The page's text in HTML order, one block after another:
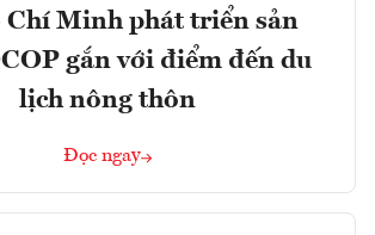
Chí Minh phát triển sản
gắn với điểm đến du
lịch nông thôn
Đọc ngay